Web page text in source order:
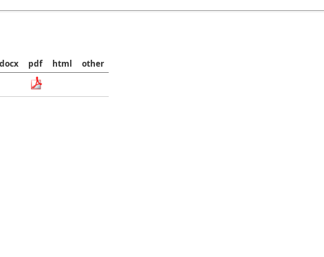
docx pdf html
other